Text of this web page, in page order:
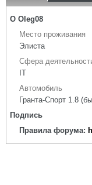
О Oleg08
Место проживания
Элиста
Сфера
IT
Автомобиль
Гранта-Спорт 1.8
Подпись
Правила форума: